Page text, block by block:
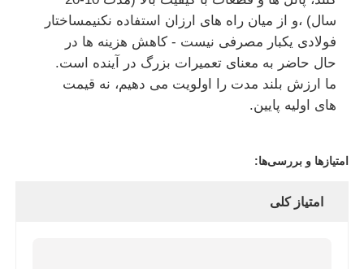
سال) ،و از میان راه های ارزان استفاده نکنیمساختار
فولادی یکبار مصرفی نیست - کاهش هزینه ها در
حال حاضر به معنای تعمیرات بزرگ در آینده است.
ما ارزش بلند مدت را اولویت می دهیم، نه قیمت
های اولیه پایین.
امتیازها و بررسی‌ها:
امتیاز کلی